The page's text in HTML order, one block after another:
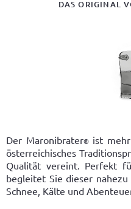
BALLERINAS
STIEFEL
MARONIBRATER®
ESPADRILLOS
PELZSCHUHE
SANDALEN
SCHUHBÄNDER &
ALLE ACCESSOIRES
SCHLOSS
PRIVATANFERTIGUNG
REPRÄSENTANZEN
GLOSSAR
DAS ORIGINAL
Der Maronibrater®ist mehr
österreichisches
Qualität vereint. Perfekt
begleitet Sie dieser
Schnee, Kälte und